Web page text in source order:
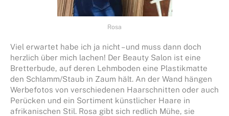
Rosa
Viel erwartet habe ich ja nicht – und muss dann doch
herzlich über mich lachen! Der Beauty Salon ist eine
Bretterbude, auf deren Lehmboden eine Plastikmatte
den Schlamm/Staub in Zaum hält. An der Wand hängen
Werbefotos von verschiedenen Haarschnitten oder auch
Perücken und ein Sortiment künstlicher Haare in
afrikanischen Stil. Rosa gibt sich redlich Mühe, sie